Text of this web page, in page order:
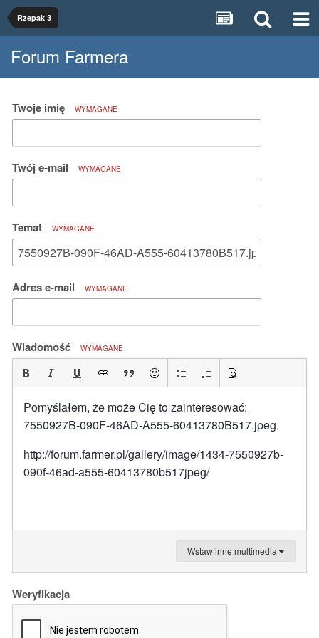
Rzepak 3
Forum Farmera
Twoje imię WYMAGANE
Twój e-mail WYMAGANE
Temat WYMAGANE
Adres e-mail WYMAGANE
Wiadomość WYMAGANE
Pomyślałem, że może Cię to zainteresować:
7550927B-090F-46AD-A555-60413780B517.jpeg.
http://forum.farmer.pl/gallery/image/1434-7550927b-
090f-46ad-a555-60413780b517jpeg/
Wstaw inne multimedia
Weryfikacja